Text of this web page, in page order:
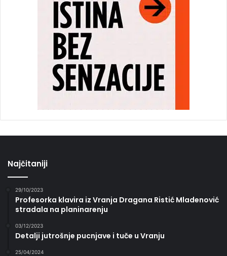
Najčitaniji
29/10/2023
Profesorka klavira iz Vranja Dragana Ristić Mladenović
stradala na planinarenju
03/12/2023
Detalji jutrošnje pucnjave i tuče u Vranju
25/04/2024